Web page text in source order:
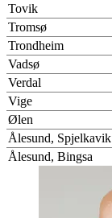
Tovik
Tromsø
Trondheim
Vadsø
Verdal
Vige
Ølen
Ålesund, Spjelkavik
Ålesund, Bingsa